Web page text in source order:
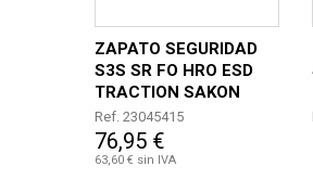
ZAPATO SEGURIDAD
S3S SR FO HRO ESD
TRACTION SAKON
TALLA 46
Ref. 23045415
76,95 €
63,60 € sin IVA